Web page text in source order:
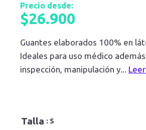
Precio desde:
$26.900
Guantes elaborados 100% en
Ideales para uso médico
inspección, manipulación y...
Talla : S